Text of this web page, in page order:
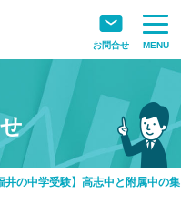
MENU
お問合せ
井の中学受験】高志中と附属中の